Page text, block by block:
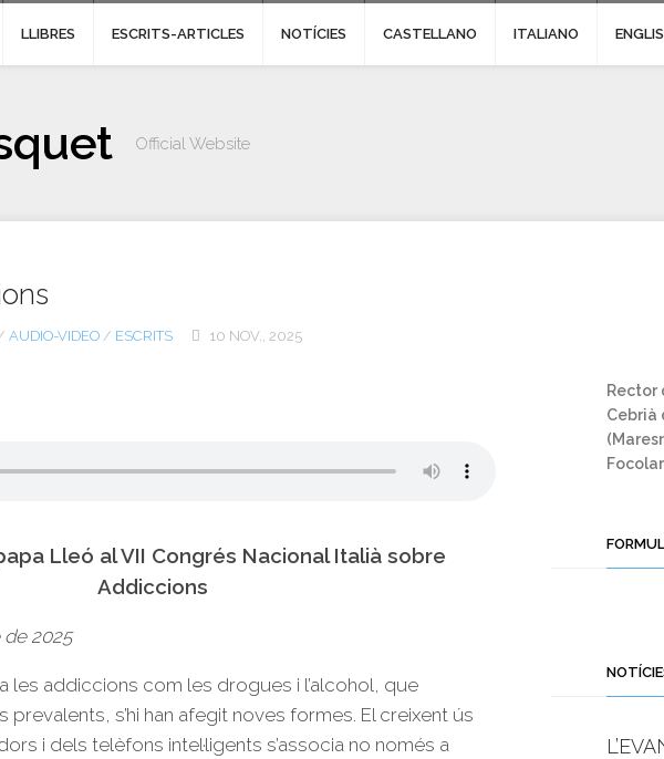
LLIBRES ESCRITS-ARTICLES NOTÍCIES CASTELLANO ITALIANO
Official Website
AUDIO-VIDEO / ESCRITS 10 NOV., 2025
Lleó al VII Congrés Nacional Italià sobre
Addiccions
2025
les addiccions com les drogues i l’alcohol, que
prevalents, s’hi han afegit noves formes. El creixent ús
i dels telèfons intel·ligents s’associa no només a
Rector
Cebrià